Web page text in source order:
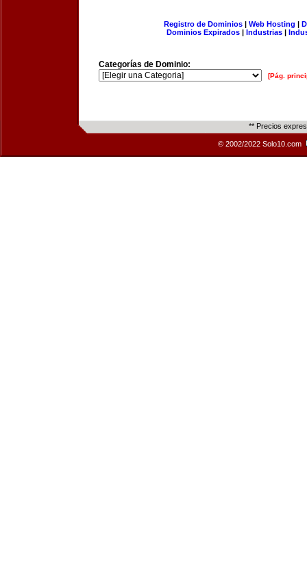
Registro de Dominios| Web Hosting |
Dominios Expirados | Industrias |
Categorías de Dominio:
[Pág.
** Precios
© 2002/2022 Solo10.com